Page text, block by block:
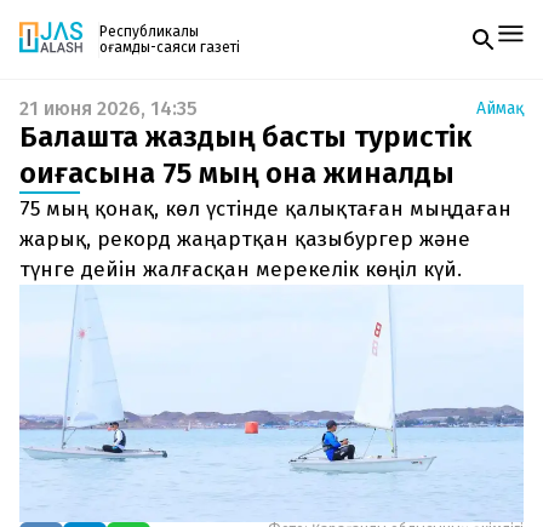
Республикалық
қоғамдық-саяси газеті
Жаңалықтар
Спорт
Live
Руханият
Аймақ
Архив
Заң және тәртіп
Редакциямен байланыс
+7 708 604 51 06
Жарнама бөлімі
+7 701 220 64 52
Пошта
zhasalash100@gmail.com
Газетке жазылу
PDF форматтағы газетті ай сайын электронды
поштаңызға алып отырыңыз. Жаңа нөмір
шыққан сәтте сізге бірден жіберіледі. Тек email
енгізіңіз, біз қалғанын өзіміз жібереміз.
21 июня 2026, 14:35 Аймақ
Балқашта жаздың басты туристік
оқиғасына 75 мың қонақ жиналды
75 мың қонақ, көл үстінде қалықтаған мыңдаған
жарық, рекорд жаңартқан қазыбургер және
түнге дейін жалғасқан мерекелік көңіл күй.